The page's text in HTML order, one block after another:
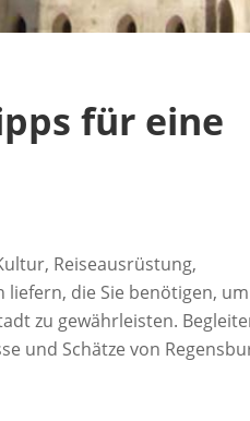
für eine
Reiseausrüstung,
die Sie benötigen,
zu gewährleisten.
und Schätze von